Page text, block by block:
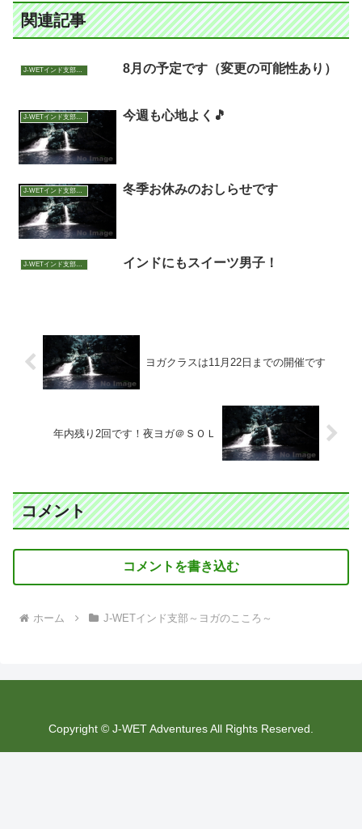
関連記事
J-WETインド支部～ヨガのこころ～ 8月の予定です（変更の可能性あり）
J-WETインド支部～ヨガのこころ～ 今週も心地よく🎵
J-WETインド支部～ヨガのこころ～ 冬季お休みのおしらせです
J-WETインド支部～ヨガのこころ～ インドにもスイーツ男子！
ヨガクラスは11月22日までの開催です
年内残り2回です！夜ヨガ＠ＳＯＬ
コメント
コメントを書き込む
ホーム J-WETインド支部～ヨガのこころ～
Copyright © J-WET Adventures All Rights Reserved.